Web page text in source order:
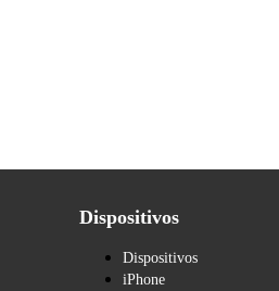
Dispositivos
Dispositivos
iPhone